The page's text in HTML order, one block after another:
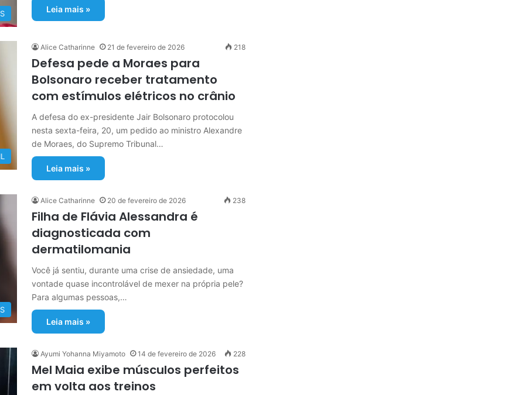
Leia mais »
Alice Catharinne 21 de fevereiro de 2026 218
Defesa pede a Moraes para
Bolsonaro receber tratamento
com estímulos elétricos no crânio
A defesa do ex-presidente Jair Bolsonaro protocolou
nesta sexta-feira, 20, um pedido ao ministro Alexandre
de Moraes, do Supremo Tribunal…
Leia mais »
Alice Catharinne 20 de fevereiro de 2026 238
Filha de Flávia Alessandra é
diagnosticada com
dermatilomania
Você já sentiu, durante uma crise de ansiedade, uma
vontade quase incontrolável de mexer na própria pele?
Para algumas pessoas,…
Leia mais »
Ayumi Yohanna Miyamoto 14 de fevereiro de 2026 228
Mel Maia exibe músculos perfeitos
em volta aos treinos